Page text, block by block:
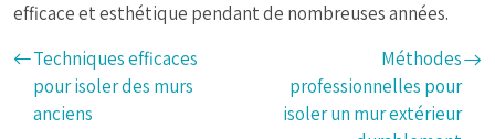
efficace et esthétique pendant de nombreuses années.
Techniques efficaces
pour isoler des murs
anciens
Méthodes
professionnelles pour
isoler un mur extérieur